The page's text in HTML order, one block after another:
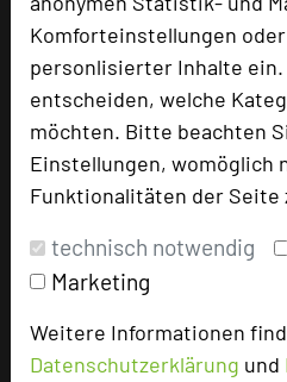
Komforteinstellungen
personlisierter Inhalte
entscheiden, welche
möchten. Bitte beachten
Einstellungen, womöglich
Funktionalitäten der Seite
technisch notwendig
Marketing
Weitere Informationen
Datenschutzerklärung und
Ansprechpartner
Kontakt
Alle Informationen
Bewerbung zur Neuaufnahme
Top 250 Germany Inside
MICE Start
Login